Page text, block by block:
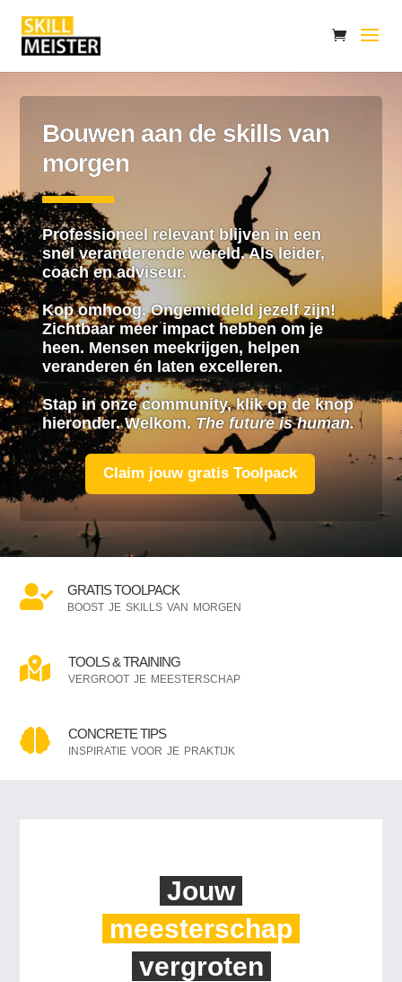
Bouwen aan de skills van
morgen
Professioneel relevant blijven in een
snel veranderende wereld. Als leider,
coach en adviseur.
Kop omhoog. Ongemiddeld jezelf zijn!
Zichtbaar meer impact hebben om je
heen. Mensen meekrijgen, helpen
veranderen én laten excelleren.
Stap in onze community, klikop de knop
hieronder. Welkom. The future is human.
Claim jouw gratis Toolpack
 GRATIS TOOLPACK
boost je skills van morgen
 TOOLS & TRAINING
vergroot je meesterschap
 CONCRETE TIPS
inspiratie voor je praktijk
Jouw
meesterschap
vergroten